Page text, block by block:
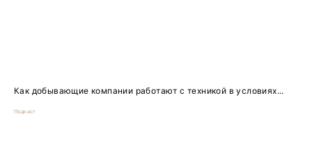
Как добывающие компании работают с техникой в условиях...
Подкаст